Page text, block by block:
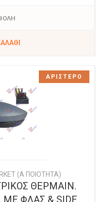
(Α ΠΟΙΟΤΗΤΑ)
ΘΕΡΜΑΙΝ.
ΦΛΑΣ & SIDE
ΑΡΙΣΤΕΡΟ